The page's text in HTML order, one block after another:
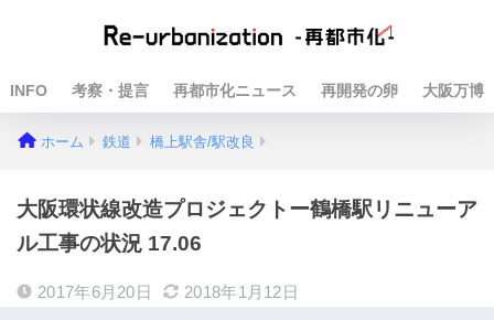
INFO 考察・提言 再都市化ニュース 再開発の卵 大阪万博
ホーム 鉄道 橋上駅舎/駅改良
大阪環状線改造プロジェクトー鶴橋駅リニューア
ル工事の状況 17.06
2017年6月20日 2018年1月12日